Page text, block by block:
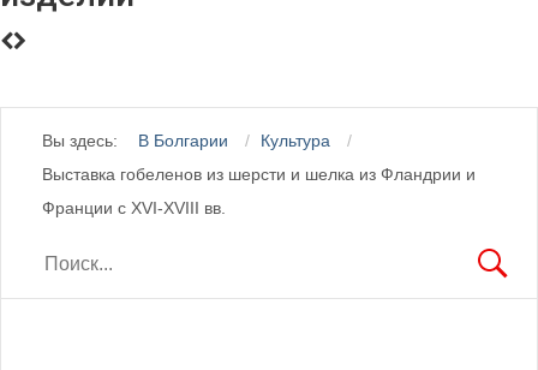
Вы здесь: В Болгарии
Культура
Выставка гобеленов из шерсти и шелка из Фландрии и
Франции с XVI-XVIII вв.